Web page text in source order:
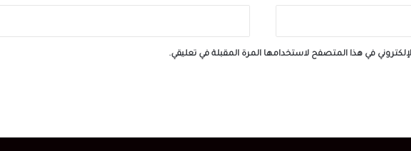
في هذا المتصفح لاستخدامها المرة المقبلة في تعليقي.